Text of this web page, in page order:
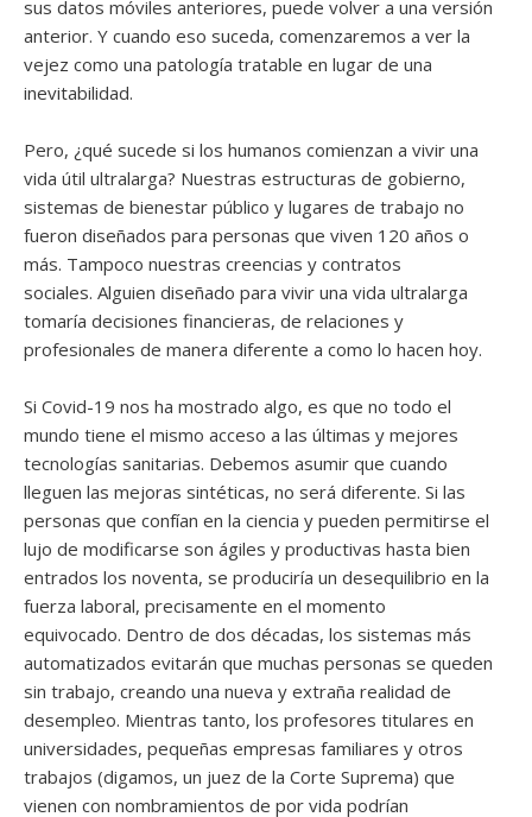
sus datos móviles anteriores, puede volver a una versión
anterior. Y cuando eso suceda, comenzaremos a ver la
vejez como una patología tratable en lugar de una
inevitabilidad.
Pero, ¿qué sucede si los humanos comienzan a vivir una
vida útil ultralarga? Nuestras estructuras de gobierno,
sistemas de bienestar público y lugares de trabajo no
fueron diseñados para personas que viven 120 años o
más. Tampoco nuestras creencias y contratos
sociales. Alguien diseñado para vivir una vida ultralarga
tomaría decisiones financieras, de relaciones y
profesionales de manera diferente a como lo hacen hoy.
Si Covid-19 nos ha mostrado algo, es que no todo el
mundo tiene el mismo acceso a las últimas y mejores
tecnologías sanitarias. Debemos asumir que cuando
lleguen las mejoras sintéticas, no será diferente. Si las
personas que confían en la ciencia y pueden permitirse el
lujo de modificarse son ágiles y productivas hasta bien
entrados los noventa, se produciría un desequilibrio en la
fuerza laboral, precisamente en el momento
equivocado. Dentro de dos décadas, los sistemas más
automatizados evitarán que muchas personas se queden
sin trabajo, creando una nueva y extraña realidad de
desempleo. Mientras tanto, los profesores titulares en
universidades, pequeñas empresas familiares y otros
trabajos (digamos, un juez de la Corte Suprema) que
vienen con nombramientos de por vida podrían